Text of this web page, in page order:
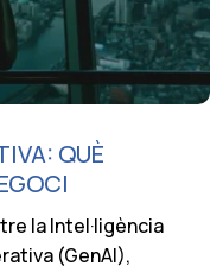
QUÈ
la Intel·ligència
(GenAI),